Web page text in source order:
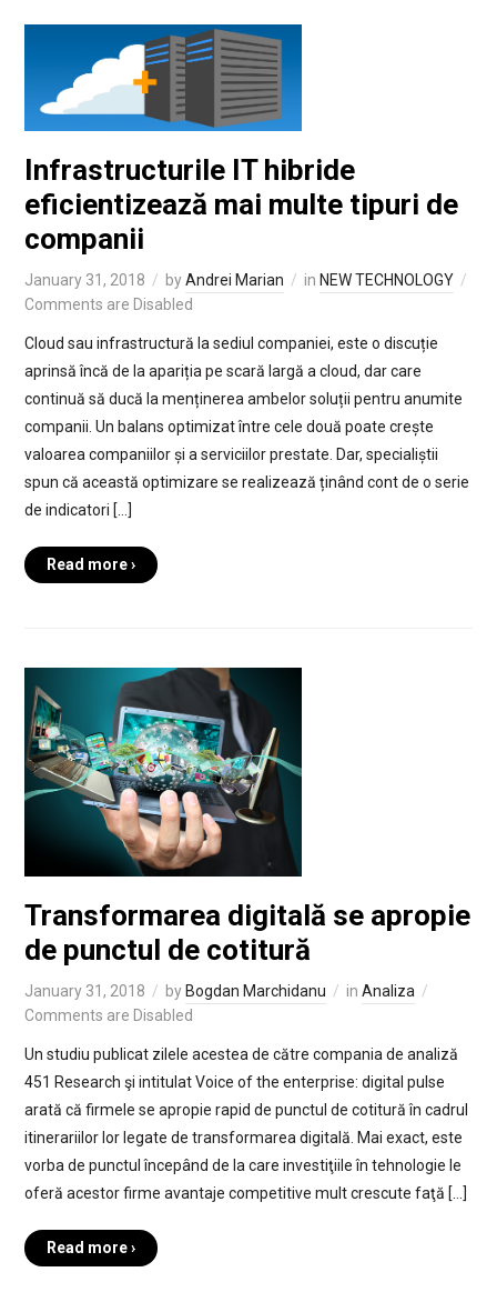
Infrastructurile IT hibride
eficientizează mai multe tipuri de
companii
January 31, 2018 byAndrei Marian in NEW TECHNOLOGY
Comments are Disabled
Cloud sau infrastructură la sediul companiei, este o discuție
aprinsă încă de la apariția pe scară largă a cloud, dar care
continuă să ducă la menținerea ambelor soluții pentru anumite
companii. Un balans optimizat între cele două poate crește
valoarea companiilor și a serviciilor prestate. Dar, specialiștii
spun că această optimizare se realizează ținând cont de o serie
de indicatori […]
Read more ›
Transformarea digitală se apropie
de punctul de cotitură
January 31, 2018 byBogdan Marchidanu in Analiza
Comments are Disabled
Un studiu publicat zilele acestea de către compania de analiză
451 Research şi intitulat Voice of the enterprise: digital pulse
arată că firmele se apropie rapid de punctul de cotitură în cadrul
itinerariilor lor legate de transformarea digitală. Mai exact, este
vorba de punctul începând de la care investiţiile în tehnologie le
oferă acestor firme avantaje competitive mult crescute faţă […]
Read more ›